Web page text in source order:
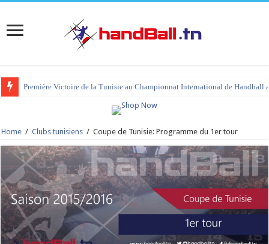
Première Victoire de la Tunisie au Championnat International de Handball
Home / Clubs tunisiens / Coupe de Tunisie: Programme du 1er tour